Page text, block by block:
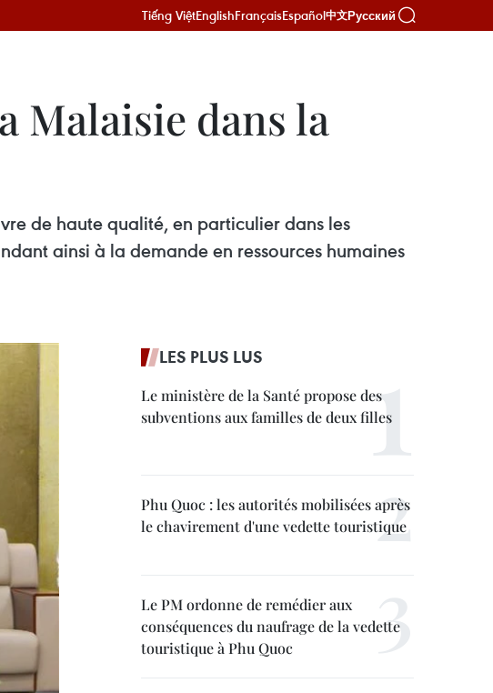
Tiếng ViệtEnglishFrançaisEspañol中文Русский
Malaisie dans la
de haute qualité, en particulier dans les
ainsi à la demande en ressources humaines
LES PLUS LUS
Le ministère de la Santé propose des
subventions aux familles de deux filles
Phu Quoc : les autorités mobilisées après
le chavirement d'une vedette touristique
Le PM ordonne de remédier aux
conséquences du naufrage de la vedette
touristique à Phu Quoc